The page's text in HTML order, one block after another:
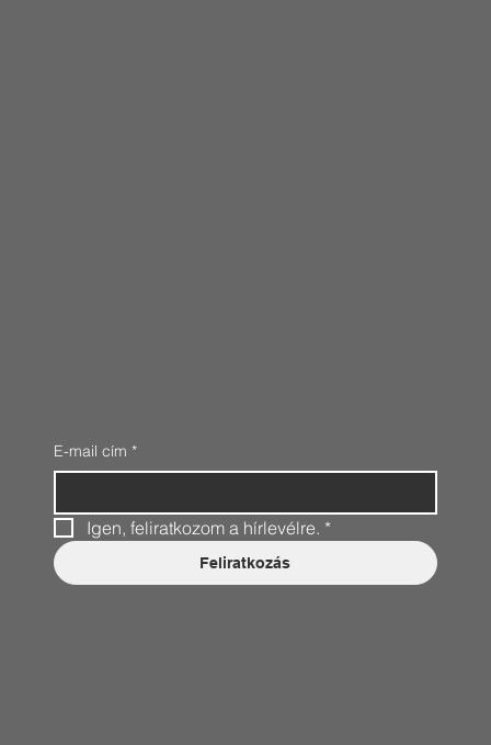
E-mail cím *
Igen, feliratkozom a hírlevélre. *
Feliratkozás